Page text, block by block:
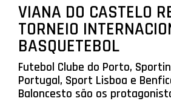
VIANA DO CASTELO
TORNEIO
BASQUETEBOL
Futebol Clube do Porto,
Portugal, Sport Lisboa e
Baloncesto são os